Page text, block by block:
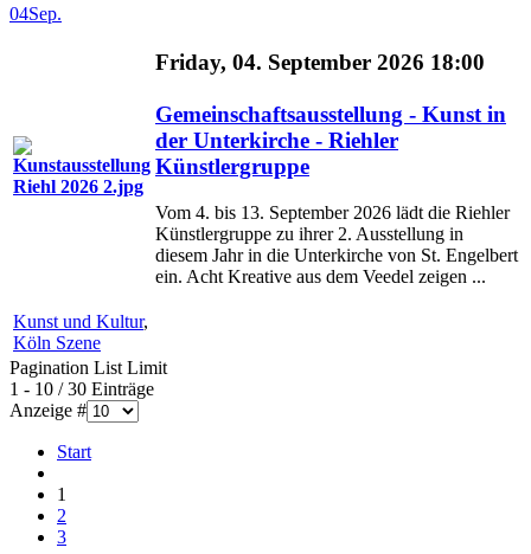
04Sep.
Friday, 04. September 2026 18:00
Gemeinschaftsausstellung - Kunst in
der Unterkirche - Riehler
Künstlergruppe
Vom 4. bis 13. September 2026 lädt die Riehler
Künstlergruppe zu ihrer 2. Ausstellung in
diesem Jahr in die Unterkirche von St. Engelbert
ein. Acht Kreative aus dem Veedel zeigen ...
Kunst und Kultur,
Köln Szene
Pagination List Limit
1 - 10 / 30 Einträge
Anzeige #
Start
1
2
3